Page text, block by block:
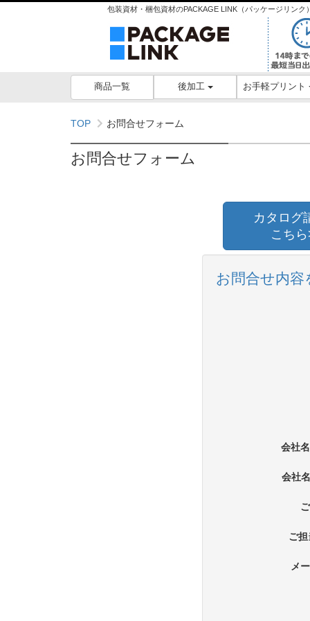
包装資材・梱包資材のPACKAGE LINK（パッケージリン
商品一覧 後加工 お手軽プリント
TOP お問合せフォーム
お問合せフォーム
カタログ
こち
お問合せ内
会社
会社
ご
メ